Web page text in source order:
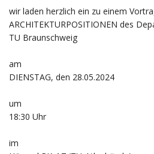
wir laden herzlich ein zu einem
ARCHITEKTURPOSITIONEN des
TU Braunschweig
am
DIENSTAG, den 28.05.2024
um
18:30 Uhr
im